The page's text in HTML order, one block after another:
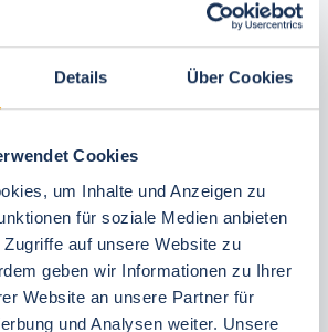
Details Über Cookies
Cookies
um Inhalte und Anzeigen zu
für soziale Medien anbieten
auf unsere Website zu
geben wir Informationen zu Ihrer
Website an unsere Partner für
und Analysen weiter. Unsere
benefits
of charge for 24 hours
Anreise kostenfrei stornieren
and departure 24/7